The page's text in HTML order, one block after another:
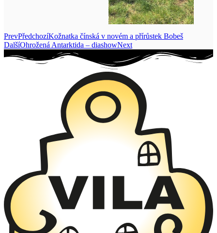
PrevPředchozíKožnatka čínská v novém a přírůstek Bobeš
DalšíOhrožená Antarktida – diashowNext